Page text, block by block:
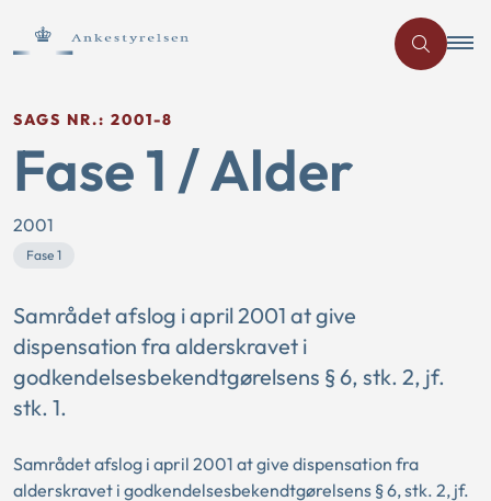
SAGS NR.: 2001-8
Fase 1 / Alder
2001
Fase 1
Samrådet afslog i april 2001 at give
dispensation fra alderskravet i
godkendelsesbekendtgørelsens § 6, stk. 2, jf.
stk. 1.
Samrådet afslog i april 2001 at give dispensation fra
alderskravet i godkendelsesbekendtgørelsens § 6, stk. 2, jf.